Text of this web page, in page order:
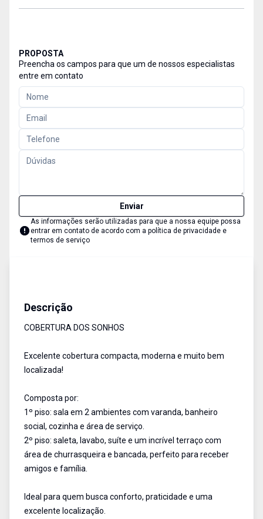
PROPOSTA
Preencha os campos para que um de nossos especialistas
entre em contato
Enviar
As informações serão utilizadas para que a nossa equipe possa
entrar em contato de acordo com a política de privacidade e
termos de serviço
Descrição
COBERTURA DOS SONHOS
Excelente cobertura compacta, moderna e muito bem
localizada!
Composta por:
1º piso: sala em 2 ambientes com varanda, banheiro
social, cozinha e área de serviço.
2º piso: saleta, lavabo, suíte e um incrível terraço com
área de churrasqueira e bancada, perfeito para receber
amigos e família.
Ideal para quem busca conforto, praticidade e uma
excelente localização.